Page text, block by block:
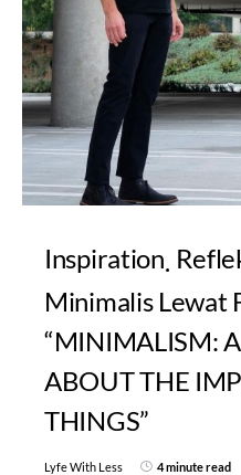
Inspiration
Minimalis Lewat
“MINIMALISM:
ABOUT THE
THINGS”
Lyfe With Less 4 minute read